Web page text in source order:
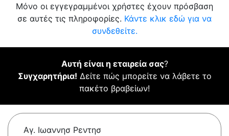
Μόνο οι εγγεγραμμένοι χρήστες έχουν πρόσβαση
σε αυτές τις πληροφορίες. Κάντε κλικ εδώ για να
συνδεθείτε.
Αυτή είναι η εταιρεία σας?
Συγχαρητήρια! Δείτε πώς μπορείτε να λάβετε το
πακέτο βραβείων!
Αγ. Ιωαννησ Ρεντησ